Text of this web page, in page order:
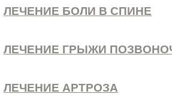
ЛЕЧЕНИЕ БОЛИ В СПИНЕ
ЛЕЧЕНИЕ ГРЫЖИ
ЛЕЧЕНИЕ АРТРОЗА